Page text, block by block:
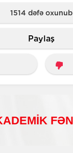
1514 dəfə oxunub
Paylaş